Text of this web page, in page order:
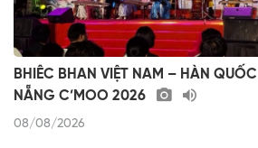
BHIÊC BHAN VIỆT NAM – HÀN
NẴNG C’MOO 2026
08/08/2026